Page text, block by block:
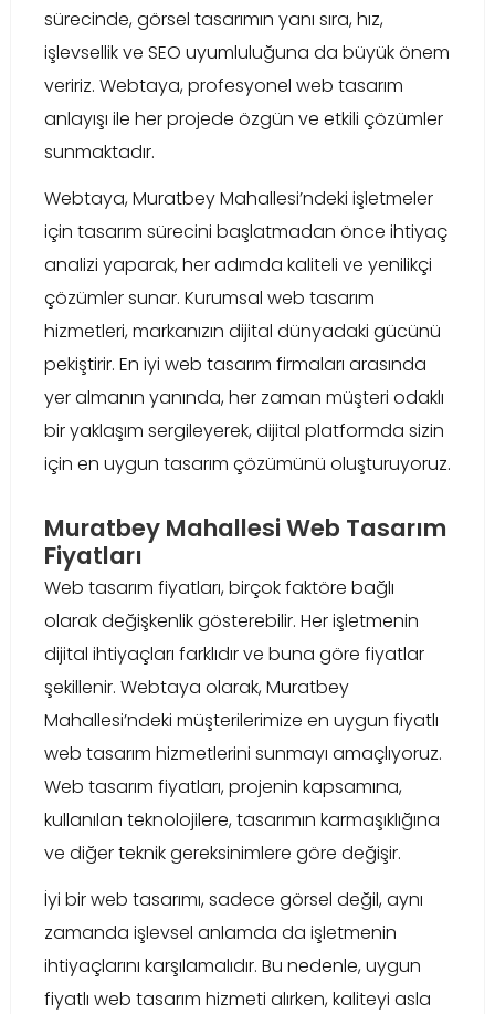
sürecinde, görsel tasarımın yanı sıra, hız,
işlevsellik ve SEO uyumluluğuna da büyük önem
veririz. Webtaya, profesyonel web tasarım
anlayışı ile her projede özgün ve etkili çözümler
sunmaktadır.
Webtaya, Muratbey Mahallesi’ndeki işletmeler
için tasarım sürecini başlatmadan önce ihtiyaç
analizi yaparak, her adımda kaliteli ve yenilikçi
çözümler sunar. Kurumsal web tasarım
hizmetleri, markanızın dijital dünyadaki gücünü
pekiştirir. En iyi web tasarım firmaları arasında
yer almanın yanında, her zaman müşteri odaklı
bir yaklaşım sergileyerek, dijital platformda sizin
için en uygun tasarım çözümünü oluşturuyoruz.
Muratbey Mahallesi Web Tasarım
Fiyatları
Web tasarım fiyatları, birçok faktöre bağlı
olarak değişkenlik gösterebilir. Her işletmenin
dijital ihtiyaçları farklıdır ve buna göre fiyatlar
şekillenir. Webtaya olarak, Muratbey
Mahallesi’ndeki müşterilerimize en uygun fiyatlı
web tasarım hizmetlerini sunmayı amaçlıyoruz.
Web tasarım fiyatları, projenin kapsamına,
kullanılan teknolojilere, tasarımın karmaşıklığına
ve diğer teknik gereksinimlere göre değişir.
İyi bir web tasarımı, sadece görsel değil, aynı
zamanda işlevsel anlamda da işletmenin
ihtiyaçlarını karşılamalıdır. Bu nedenle, uygun
fiyatlı web tasarım hizmeti alırken, kaliteyi asla